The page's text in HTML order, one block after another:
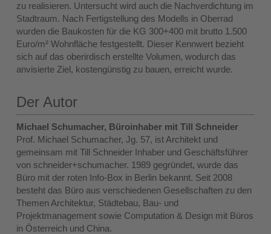
zu realisieren. Untersucht wird auch die Nachverdichtung im
Stadtraum. Nach Fertigstellung des Modells in Oberrad
wurden die Baukosten für die KG 300+400 mit brutto 1.500
Euro/m² Wohnfläche festgestellt. Dieser Kennwert bezieht
sich auf das oberirdisch erstellte Volumen, wodurch das
anvisierte Ziel, kostengünstig zu bauen, erreicht wurde.
Der Autor
Michael Schumacher, Büroinhaber mit Till Schneider
Prof. Michael Schumacher, Jg. 57, ist Architekt und
gemeinsam mit Till Schneider Inhaber und Geschäftsführer
von schneider+schumacher. 1989 gegründet, wurde das
Büro mit der roten Info-Box in Berlin bekannt. Seit 2008
besteht das Büro aus verschiedenen Gesellschaften zu den
Themen Architektur, Städtebau, Bau- und
Projektmanagement sowie Computation & Design mit Büros
in Österreich und China.